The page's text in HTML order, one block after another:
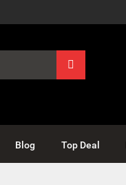
Blog Top Deal